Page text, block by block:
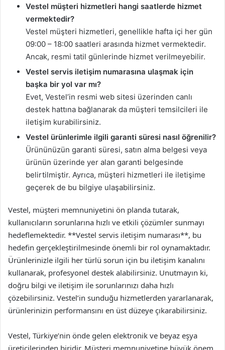
Vestel müşteri hizmetleri hangi saatlerde hizmet
vermektedir?
Vestel müşteri hizmetleri, genellikle hafta içi her gün
09:00 – 18:00 saatleri arasında hizmet vermektedir.
Ancak, resmi tatil günlerinde hizmet verilmeyebilir.
Vestel servis iletişim numarasına ulaşmak için
başka bir yol var mı?
Evet, Vestel’in resmi web sitesi üzerinden canlı
destek hattına bağlanarak da müşteri temsilcileri ile
iletişim kurabilirsiniz.
Vestel ürünlerimle ilgili garanti süresi nasıl öğrenilir?
Ürününüzün garanti süresi, satın alma belgesi veya
ürünün üzerinde yer alan garanti belgesinde
belirtilmiştir. Ayrıca, müşteri hizmetleri ile iletişime
geçerek de bu bilgiye ulaşabilirsiniz.
Vestel, müşteri memnuniyetini ön planda tutarak,
kullanıcıların sorunlarına hızlı ve etkili çözümler sunmayı
hedeflemektedir. **Vestel servis iletişim numarası**, bu
hedefin gerçekleştirilmesinde önemli bir rol oynamaktadır.
Ürünlerinizle ilgili her türlü sorun için bu iletişim kanalını
kullanarak, profesyonel destek alabilirsiniz. Unutmayın ki,
doğru bilgi ve iletişim ile sorunlarınızı daha hızlı
çözebilirsiniz. Vestel’in sunduğu hizmetlerden yararlanarak,
ürünlerinizin performansını en üst düzeye çıkarabilirsiniz.
Vestel, Türkiye’nin önde gelen elektronik ve beyaz eşya
üreticilerinden biridir. Müşteri memnuniyetine büyük önem